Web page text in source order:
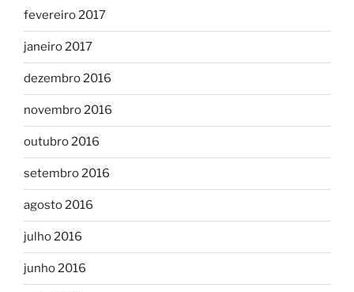
fevereiro 2017
janeiro 2017
dezembro 2016
novembro 2016
outubro 2016
setembro 2016
agosto 2016
julho 2016
junho 2016